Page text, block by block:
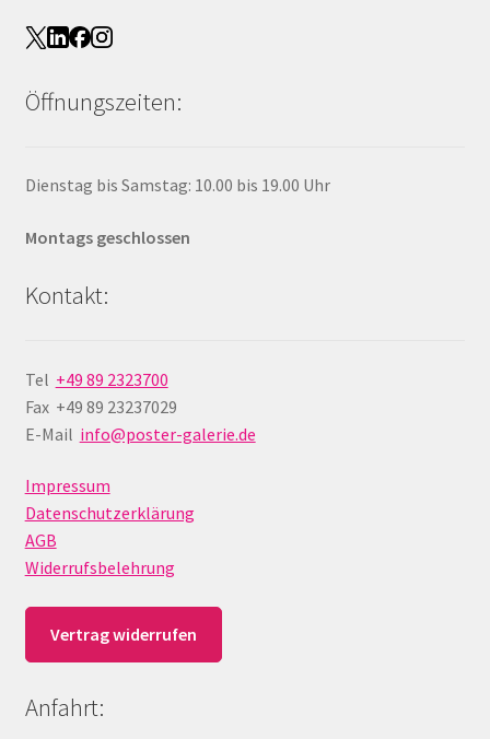
Öffnungszeiten:
Dienstag bis Samstag: 10.00 bis 19.00 Uhr
Montags geschlossen
Kontakt:
Tel +49 89 2323700
Fax +49 89 23237029
E-Mail info@poster-galerie.de
Impressum
Datenschutzerklärung
AGB
Widerrufsbelehrung
Vertrag widerrufen
Anfahrt: